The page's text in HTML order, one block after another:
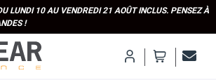
LUNDI 10 AU VENDREDI 21 AOÛT INCLUS. PENSEZ À
!